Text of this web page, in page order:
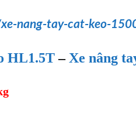
nang-tay-cat-keo-
HL1.5T – Xe nâng